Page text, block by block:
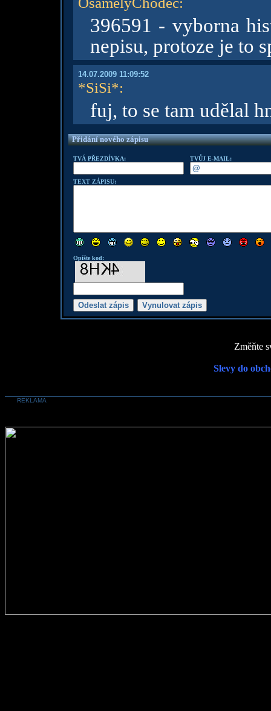
396591 - vyborna
nepisu, protoze je to
14.07.2009 11:09:52
*SiSi*:
fuj, to se tam udělal
Přidání nového zápisu
TVÁ PŘEZDÍVKA: TVŮJ E-MAIL:
TEXT ZÁPISU:
Opište kod:
Změňte
Slevy do
REKLAMA